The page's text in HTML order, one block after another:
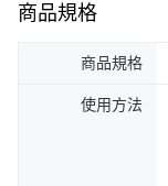
商品規格
商品規格
使用方法